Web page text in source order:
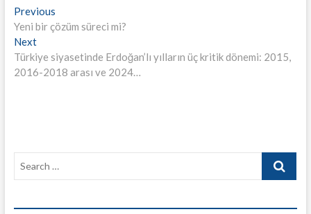
Yazı
gezinmesi
PreviousPrevious
post:
Yeni bir çözüm süreci mi?
NextNext
post:
Türkiye siyasetinde Erdoğan’lı yılların üç kritik dönemi: 2015,
2016-2018 arası ve 2024…
Search